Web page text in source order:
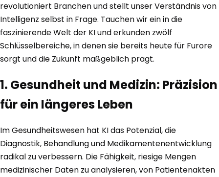
revolutioniert Branchen und stellt unser Verständnis von
Intelligenz selbst in Frage. Tauchen wir ein in die
faszinierende Welt der KI und erkunden zwölf
Schlüsselbereiche, in denen sie bereits heute für Furore
sorgt und die Zukunft maßgeblich prägt.
1. Gesundheit und Medizin: Präzision
für ein längeres Leben
Im Gesundheitswesen hat KI das Potenzial, die
Diagnostik, Behandlung und Medikamentenentwicklung
radikal zu verbessern. Die Fähigkeit, riesige Mengen
medizinischer Daten zu analysieren, von Patientenakten